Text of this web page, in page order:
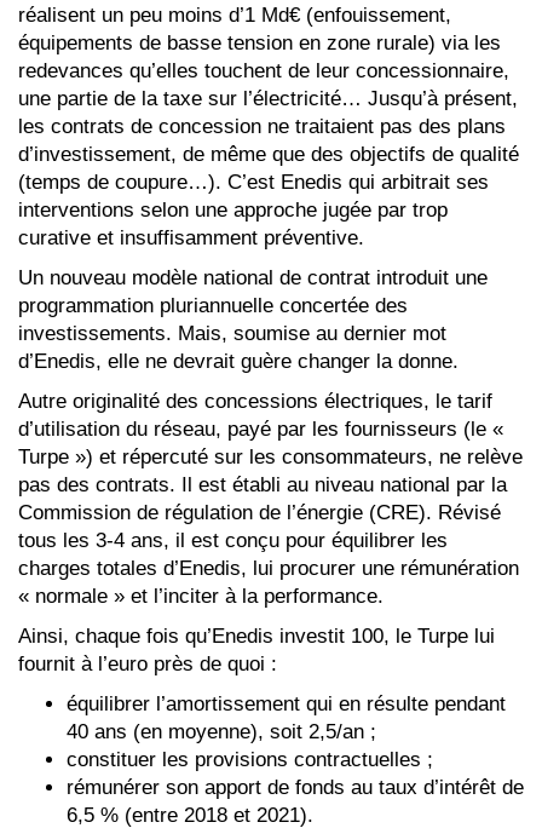
réalisent un peu moins d’1 Md€ (enfouissement,
équipements de basse tension en zone rurale) via les
redevances qu’elles touchent de leur concessionnaire,
une partie de la taxe sur l’électricité… Jusqu’à présent,
les contrats de concession ne traitaient pas des plans
d’investissement, de même que des objectifs de qualité
(temps de coupure…). C’est Enedis qui arbitrait ses
interventions selon une approche jugée par trop
curative et insuffisamment préventive.
Un nouveau modèle national de contrat introduit une
programmation pluriannuelle concertée des
investissements. Mais, soumise au dernier mot
d’Enedis, elle ne devrait guère changer la donne.
Autre originalité des concessions électriques, le tarif
d’utilisation du réseau, payé par les fournisseurs (le «
Turpe ») et répercuté sur les consommateurs, ne relève
pas des contrats. Il est établi au niveau national par la
Commission de régulation de l’énergie (CRE). Révisé
tous les 3-4 ans, il est conçu pour équilibrer les
charges totales d’Enedis, lui procurer une rémunération
« normale » et l’inciter à la performance.
Ainsi, chaque fois qu’Enedis investit 100, le Turpe lui
fournit à l’euro près de quoi :
équilibrer l’amortissement qui en résulte pendant
40 ans (en moyenne), soit 2,5/an ;
constituer les provisions contractuelles ;
rémunérer son apport de fonds au taux d’intérêt de
6,5 % (entre 2018 et 2021).